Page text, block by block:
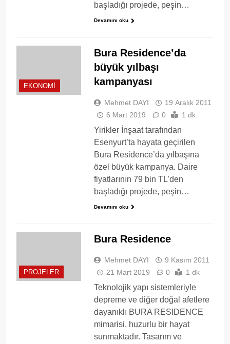
başladığı projede, peşin…
Devamını oku
EKONOMI
Bura Residence’da
büyük yılbaşı
kampanyası
Mehmet DAYI
19 Aralık 2011
6 Mart 2019
0 1 dk
Yirikler İnşaat tarafından
Esenyurt’ta hayata geçirilen
Bura Residence’da yılbaşına
özel büyük kampanya. Daire
fiyatlarının 79 bin TL’den
başladığı projede, peşin…
Devamını oku
PROJELER
Bura Residence
Mehmet DAYI
9 Kasım 2011
21 Mart 2019
0 1 dk
Teknolojik yapı sistemleriyle
depreme ve diğer doğal afetlere
dayanıklı BURA RESIDENCE
mimarisi, huzurlu bir hayat
sunmaktadır. Tasarım ve